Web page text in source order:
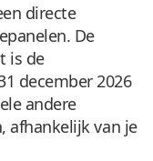
directe
De
is de
december 2026
andere
afhankelijk van je